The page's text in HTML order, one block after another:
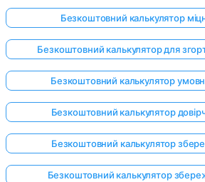
Безкоштовний калькулятор
Безкоштовний калькулятор для
Безкоштовний калькулятор
Безкоштовний калькулятор
Безкоштовний калькулятор
Безкоштовний калькулятор